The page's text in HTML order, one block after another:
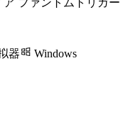
ア ファントムトリガー
器 Windows